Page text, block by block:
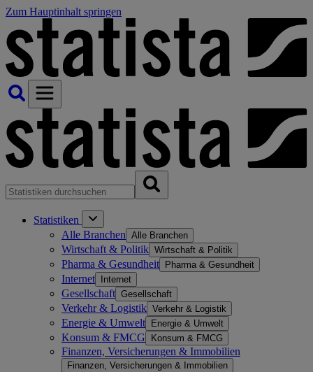
Zum Hauptinhalt springen
Statistiken
Alle Branchen Alle Branchen
Wirtschaft & Politik Wirtschaft & Politik
Pharma & Gesundheit Pharma & Gesundheit
Internet Internet
Gesellschaft Gesellschaft
Verkehr & Logistik Verkehr & Logistik
Energie & Umwelt Energie & Umwelt
Konsum & FMCG Konsum & FMCG
Finanzen, Versicherungen & Immobilien
Finanzen, Versicherungen & Immobilien